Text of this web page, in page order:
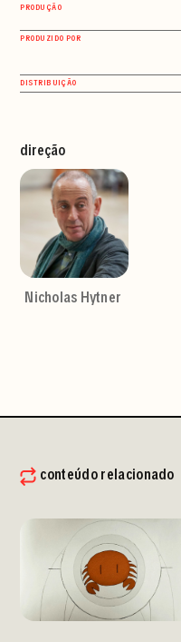
PRODUÇÃO
PRODUZIDO POR
DISTRIBUIÇÃO
direção
Nicholas Hytner
conteúdo relacionado